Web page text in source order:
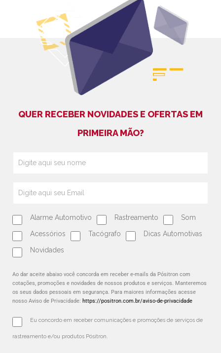
QUER RECEBER NOVIDADES E OFERTAS EM
PRIMEIRA MÃO?
Alarme Automotivo Rastreamento Som
Acessórios Tacógrafo Dicas Automotivas
Novidades
Ao dar aceite abaixo você concorda em receber e-mails da Pósitron com
cotações, promoções e novidades de nossos produtos e serviços. Manteremos
os seus dados pessoais em segurança. Para maiores informações acesse
nosso Aviso de Privacidade: https://positron.com.br/aviso-de-privacidade
Eu concordo em receber comunicações e promoções de serviços de
rastreamento e/ou produtos Pósitron.